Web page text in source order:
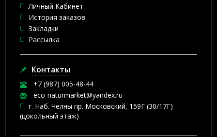
Личный Кабинет
История заказов
Закладки
Рассылка
Контакты
+7 (987) 005-48-44
eco-naturmarket@yandex.ru
г. Наб. Челны пр. Московский, 159Г (30/17Г)
(цокольный этаж)